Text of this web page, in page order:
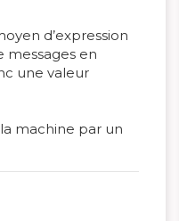
d’expression
messages en
une valeur
machine par un